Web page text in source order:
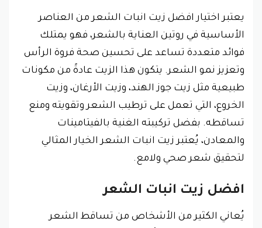
يعتبر اختيار افضل زيت انبات الشعر من العناصر
الأساسية في روتين العناية بالشعر، فهو يمتلك
فوائد متعددة تساعد على تحسين صحة فروة الرأس
وتعزيز نمو الشعر. يتكون هذا الزيت عادةً من مكونات
طبيعية مثل زيت جوز الهند، وزيت الأرغان، وزيت
الخروع، التي تعمل على ترطيب الشعر وتقويته ومنع
تساقطه. بفضل تركيبته الغنية بالفيتامينات
والمعادن، يُعتبر زيت انبات الشعر الخيار المثالي
لتحقيق شعر صحي ولامع.
افضل زيت انبات الشعر
يُعاني الكثير من الأشخاص من تساقط الشعر